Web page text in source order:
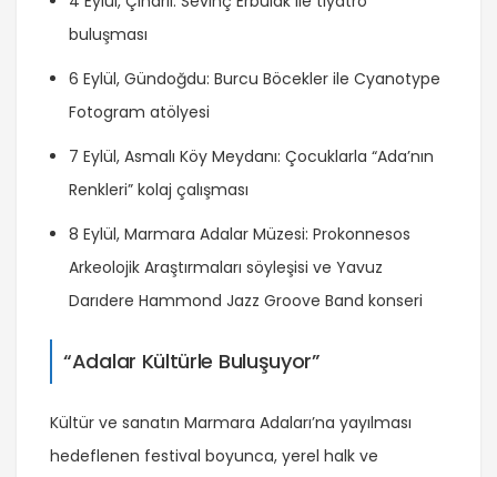
buluşması
6 Eylül, Gündoğdu: Burcu Böcekler ile Cyanotype
Fotogram atölyesi
7 Eylül, Asmalı Köy Meydanı: Çocuklarla “Ada’nın
Renkleri” kolaj çalışması
8 Eylül, Marmara Adalar Müzesi: Prokonnesos
Arkeolojik Araştırmaları söyleşisi ve Yavuz
Darıdere Hammond Jazz Groove Band konseri
“Adalar Kültürle Buluşuyor”
Kültür ve sanatın Marmara Adaları’na yayılması
hedeflenen festival boyunca, yerel halk ve